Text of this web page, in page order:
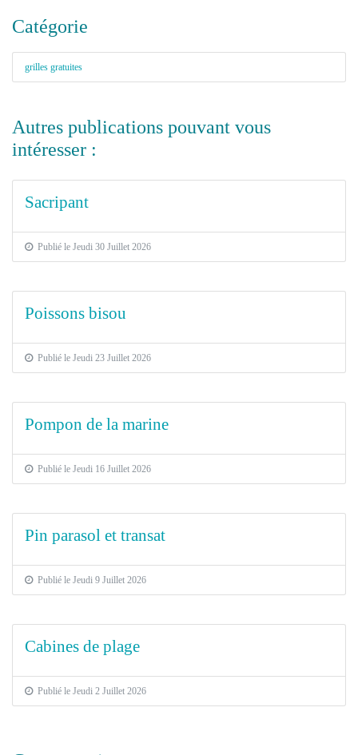
Catégorie
grilles gratuites
Autres publications pouvant vous
intéresser :
Sacripant
Publié le Jeudi 30 Juillet 2026
Poissons bisou
Publié le Jeudi 23 Juillet 2026
Pompon de la marine
Publié le Jeudi 16 Juillet 2026
Pin parasol et transat
Publié le Jeudi 9 Juillet 2026
Cabines de plage
Publié le Jeudi 2 Juillet 2026